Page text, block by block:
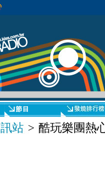
站 > 酷玩樂團熱